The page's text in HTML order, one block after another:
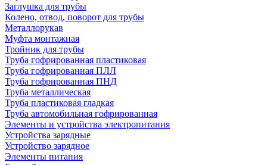
Заглушка для трубы
Колено, отвод, поворот для трубы
Металлорукав
Муфта монтажная
Тройник для трубы
Труба гофрированная пластиковая
Труба гофрированная ПЛЛ
Труба гофрированная ПНД
Труба металлическая
Труба пластиковая гладкая
Труба автомобильная гофрированная
Элементы и устройства электропитания
Устройства зарядные
Устройство зарядное
Элементы питания